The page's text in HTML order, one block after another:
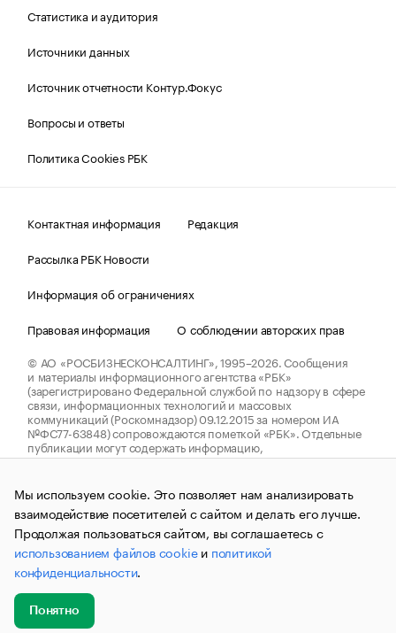
Статистика и аудитория
Источники данных
Источник отчетности Контур.Фокус
Вопросы и ответы
Политика Cookies РБК
Контактная информация
Редакция
Рассылка РБК Новости
Информация об ограничениях
Правовая информация
О соблюдении авторских прав
© АО «РОСБИЗНЕСКОНСАЛТИНГ»,1995–2026. Сообщения
и материалы информационного агентства «РБК»
(зарегистрировано Федеральной службой по надзору в сфере
связи, информационных технологий и массовых
коммуникаций (Роскомнадзор) 09.12.2015 за номером ИА
№ФС77-63848) сопровождаются пометкой «РБК». Отдельные
публикации могут содержать информацию,
не предназначенную для пользователей
Мы используем cookie. Это позволяет нам анализировать
взаимодействие посетителей с сайтом и делать его лучше.
Продолжая пользоваться сайтом, вы соглашаетесь с
использованием файлов cookieи политикой
конфиденциальности.
Понятно